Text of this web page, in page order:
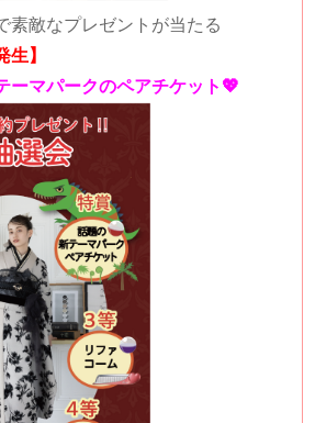
素敵なプレゼントが当たる
生】
ーマパークのペアチケット💖